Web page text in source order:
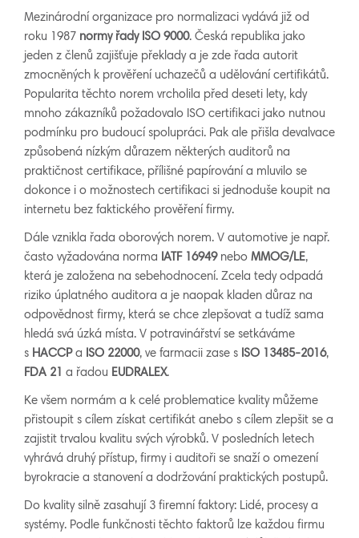
Mezinárodní organizace pro normalizaci vydává již od
roku 1987 normy řady ISO 9000. Česká republika jako
jeden z členů zajišťuje překlady a je zde řada autorit
zmocněných k prověření uchazečů a udělování certifikátů.
Popularita těchto norem vrcholila před deseti lety, kdy
mnoho zákazníků požadovalo ISO certifikaci jako nutnou
podmínku pro budoucí spolupráci. Pak ale přišla devalvace
způsobená nízkým důrazem některých auditorů na
praktičnost certifikace, přílišné papírování a mluvilo se
dokonce i o možnostech certifikaci si jednoduše koupit na
internetu bez faktického prověření firmy.
Dále vznikla řada oborových norem. V automotive je např.
často vyžadována norma IATF 16949nebo MMOG/LE,
která je založena na sebehodnocení. Zcela tedy odpadá
riziko úplatného auditora a je naopak kladen důraz na
odpovědnost firmy, která se chce zlepšovat a tudíž sama
hledá svá úzká místa. V potravinářství se setkáváme
s HACCPa ISO 22000, ve farmacii zase s ISO 13485-2016,
FDA 21 a řadou EUDRALEX.
Ke všem normám a k celé problematice kvality můžeme
přistoupit s cílem získat certifikát anebo s cílem zlepšit se a
zajistit trvalou kvalitu svých výrobků. V posledních letech
vyhrává druhý přístup, firmy i auditoři se snaží o omezení
byrokracie a stanovení a dodržování praktických postupů.
Do kvality silně zasahují 3 firemní faktory: Lidé, procesy a
systémy. Podle funkčnosti těchto faktorů lze každou firmu